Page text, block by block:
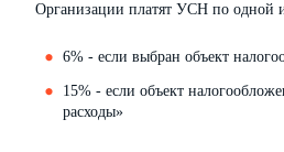
Организации платят УСН по одной
6% - если выбран объект
15% - если объект
расходы»